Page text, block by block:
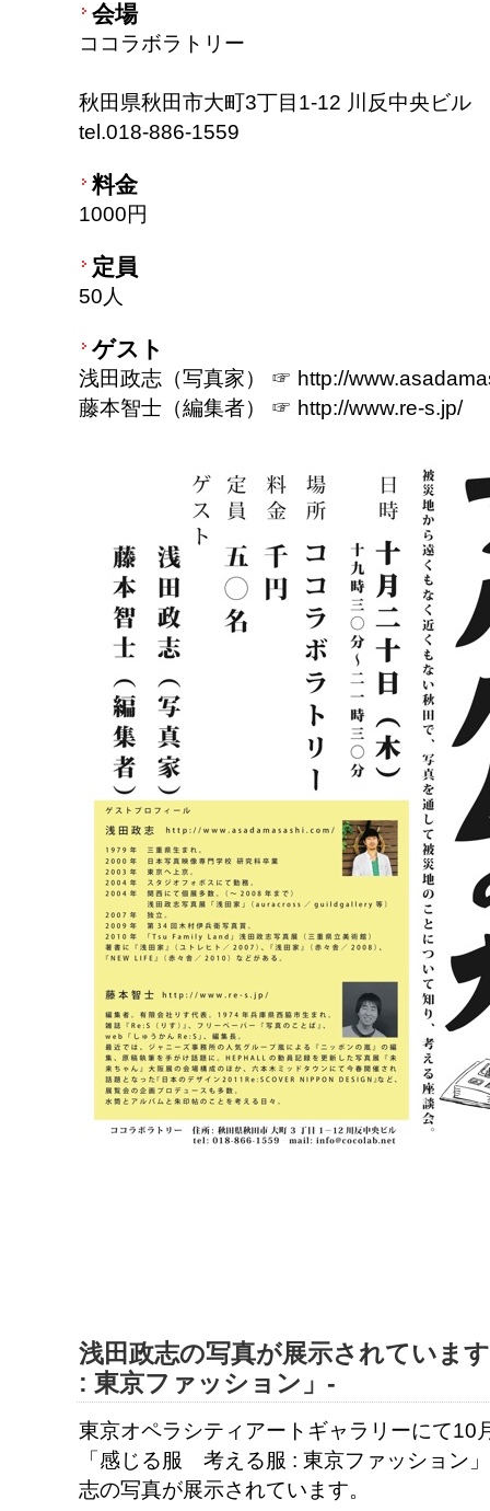
会場
ココラボラトリー
秋田県秋田市大町3丁目1-12 川反中央ビ
tel.018-886-1559
料金
1000円
定員
50人
ゲスト
浅田政志（写真家） ☞ http://
藤本智士（編集者） ☞ http://www.re-s.jp/
浅田政志の写真が展示されていま
: 東京ファッション」-
東京オペラシティアートギャラリーにて10
「感じる服 考える服 : 東京ファッション
志の写真が展示されています。